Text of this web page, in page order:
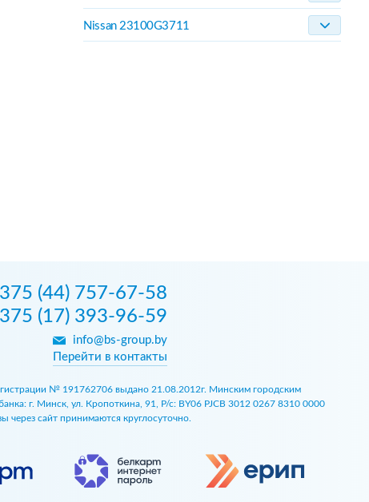
Nissan 23100G3711
(44) 757-67-58
(17) 393-96-59
info@bs-group.by
Перейти в контакты
№ 191762706 выдано 21.08.2012г. Минским городским
г. Минск, ул. Кропоткина, 91, Р/с: BY06 PJCB 3012 0267 8310 0000
через сайт принимаются круглосуточно.